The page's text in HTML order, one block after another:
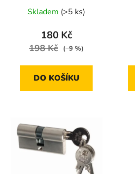
Skladem (>5 ks)
180 Kč
198 Kč (–9 %)
DO KOŠÍKU